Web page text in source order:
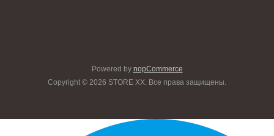
Powered by nopCommerce
Copyright © 2026 STORE XX. Все права защищены.